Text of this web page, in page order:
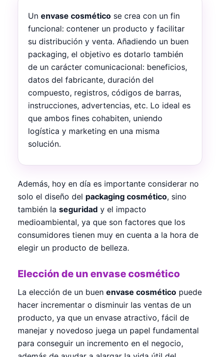
Un envase cosmético se crea con un fin
funcional: contener un producto y facilitar
su distribución y venta. Añadiendo un buen
packaging, el objetivo es dotarlo también
de un carácter comunicacional: beneficios,
datos del fabricante, duración del
compuesto, registros, códigos de barras,
instrucciones, advertencias, etc. Lo ideal es
que ambos fines cohabiten, uniendo
logística y marketing en una misma
solución.
Además, hoy en día es importante considerar no
solo el diseño del packaging cosmético, sino
también la seguridad y el impacto
medioambiental, ya que son factores que los
consumidores tienen muy en cuenta a la hora de
elegir un producto de belleza.
Elección de un envase cosmético
La elección de un buen envase cosmético puede
hacer incrementar o disminuir las ventas de un
producto, ya que un envase atractivo, fácil de
manejar y novedoso juega un papel fundamental
para conseguir un incremento en el negocio,